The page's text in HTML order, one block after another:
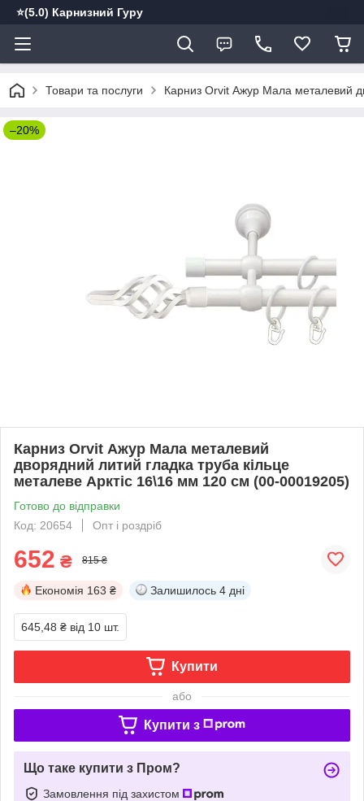
⭐️(5.0) Карнизний Гуру
Товари та послуги Карниз Orvit Ажур Мала металевий
–20%
Карниз Orvit Ажур Мала металевий
дворядний литий гладка труба кільце
металеве Арктіс 16\16 мм 120 см (00-00019205)
Готово до відправки
Код: 20654
Опт і роздріб
652 ₴ 815 ₴
Економія 163 ₴ Залишилось 4 дні
645,48 ₴ від 10 шт.
Купити
або
Купити з
Що таке купити з Пром?
Замовлення під захистом